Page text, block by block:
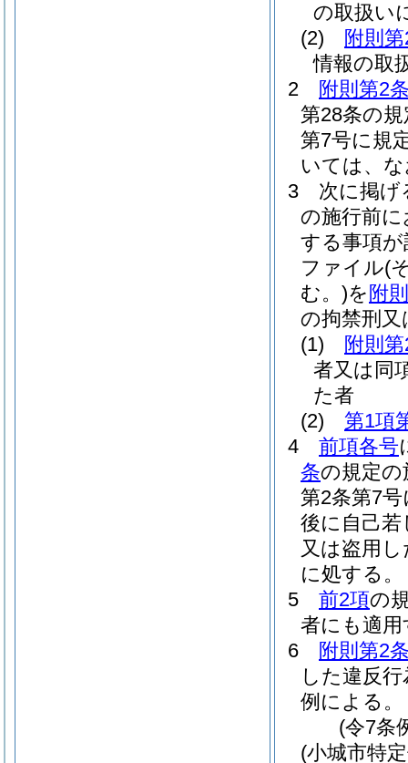
の取扱い
(2)
附則
情報の取
2
附則第2
第28条の
第7号に規
いては、
3
次に掲げ
の施行前
する事項
ファイル(
む。)を 附
の拘禁刑
(1)
附則
者又は同
た者
(2)
第1項
4
前項各号
条の規定の
第2条第7
後に自己
又は盗用
に処する。
5
前2項の
者にも適
6
附則第2
した違反
例による。
(令7条
(小城市特